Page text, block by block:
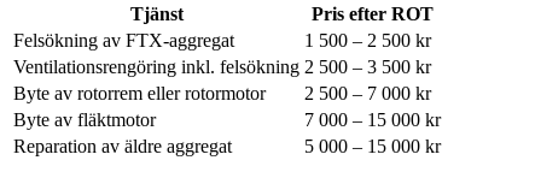
Tjänst
Pris efter ROT
Felsökning av FTX-aggregat
1 500 – 2 500 kr
Ventilationsrengöring inkl. felsökning 2 500 – 3 500 kr
Byte av rotorrem eller rotormotor
2 500 – 7 000 kr
Byte av fläktmotor
7 000 – 15 000 kr
Reparation av äldre aggregat
5 000 – 15 000 kr